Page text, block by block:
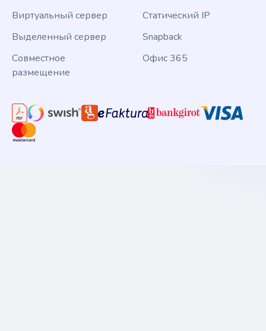
Виртуальный сервер
Выделенный сервер
Совместное
размещение
Статический IP
Snapback
Офис 365